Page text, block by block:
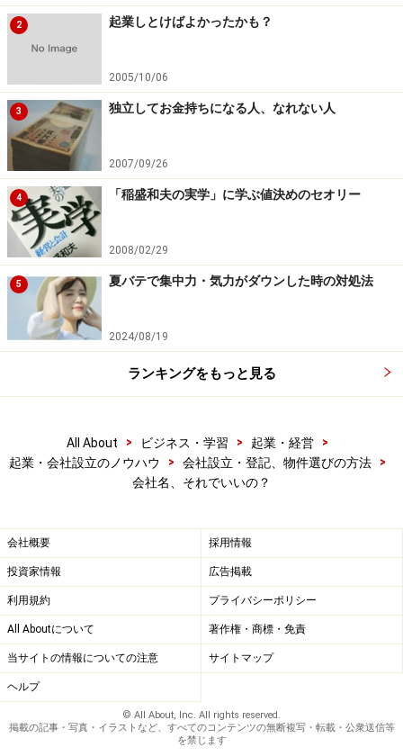
2 起業しとけばよかったかも？
2005/10/06
3 独立してお金持ちになる人、なれない人
2007/09/26
4 「稲盛和夫の実学」に学ぶ値決めのセオリー
2008/02/29
5 夏バテで集中力・気力がダウンした時の対処法
2024/08/19
ランキングをもっと見る
All About > ビジネス・学習 > 起業・経営
>
起業・会社設立のノウハウ
> 会社設立・登記、物件選びの方法
>
会社名、それでいいの？
会社概要 採用情報
投資家情報 広告掲載
利用規約 プライバシーポリシー
All Aboutについて 著作権・商標・免責
当サイトの情報についての注意 サイトマップ
ヘルプ
© All About, Inc. All rights reserved.
掲載の記事・写真・イラストなど、すべてのコンテンツの無断複写・転載・公衆送信等
を禁じます